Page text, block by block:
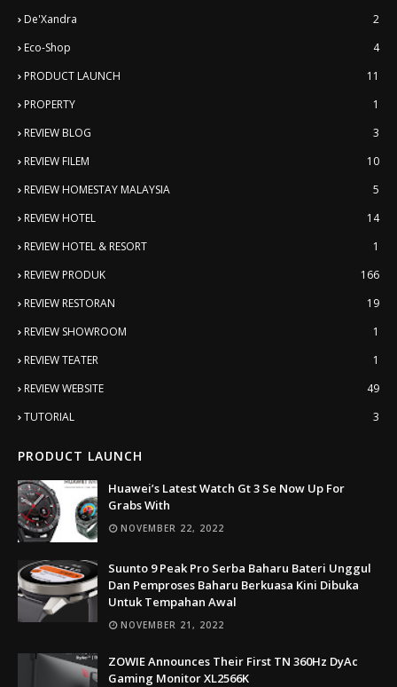
De'Xandra
2
Eco-Shop
4
PRODUCT LAUNCH
11
PROPERTY
1
REVIEW BLOG
3
REVIEW FILEM
10
REVIEW HOMESTAY MALAYSIA
5
REVIEW HOTEL
14
REVIEW HOTEL & RESORT
1
REVIEW PRODUK
166
REVIEW RESTORAN
19
REVIEW SHOWROOM
1
REVIEW TEATER
1
REVIEW WEBSITE
49
TUTORIAL
3
PRODUCT LAUNCH
Huawei’s Latest Watch Gt 3 Se Now Up For
Grabs With
NOVEMBER 22, 2022
Suunto 9 Peak Pro Serba Baharu Bateri Unggul
Dan Pemproses Baharu Berkuasa Kini Dibuka
Untuk Tempahan Awal
NOVEMBER 21, 2022
ZOWIE Announces Their First TN 360Hz DyAc
Gaming Monitor XL2566K